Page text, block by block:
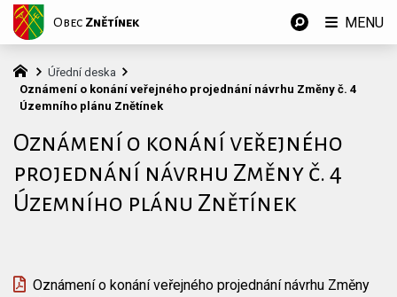
Úřední deska
Oznámení o konání veřejného projednání návrhu Změny č. 4
Územního plánu Znětínek
Oznámení o konání veřejného
projednání návrhu Změny č. 4
Územního plánu Znětínek
Oznámení o konání veřejného projednání návrhu Změny
Obec Znětínek MENU